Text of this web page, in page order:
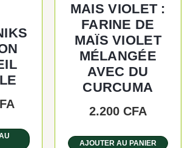
MAIS VIOLET :
FARINE DE
MAÏS VIOLET
MÉLANGÉE
AVEC DU
CURCUMA
2.200 CFA
AJOUTER AU PANIER